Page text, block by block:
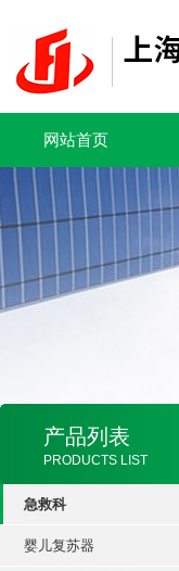
网站首页
产品列表
PRODUCTS LIST
急救科
婴儿复苏器